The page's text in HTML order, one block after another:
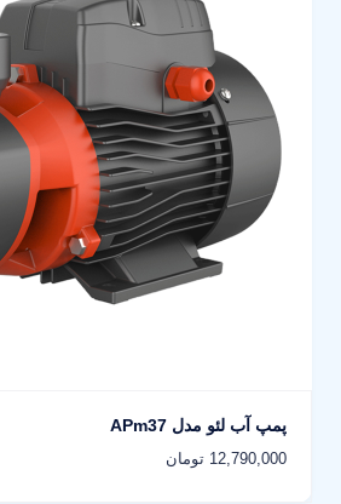
پمپ آب لئو مدل APm37
12,790,000 تومان